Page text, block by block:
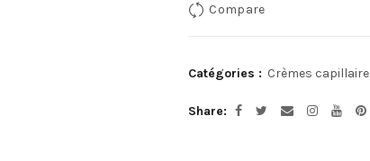
Compare
Catégories : Crèmes
Share